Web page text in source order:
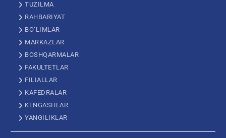
TUZILMA
RAHBARIYAT
BO’LIMLAR
MARKAZLAR
BOSHQARMALAR
FAKULTETLAR
FILIALLAR
KAFEDRALAR
KENGASHLAR
YANGILIKLAR